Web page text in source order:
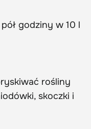
godziny w 10 l
rośliny
skoczki i